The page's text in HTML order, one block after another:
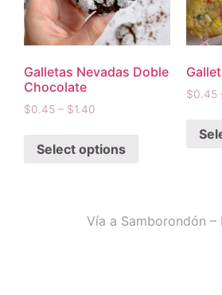
Galletas Nevadas Doble
Chocolate
$0.45 – $1.40
Select options
$0.45
Vía a Samborondón –